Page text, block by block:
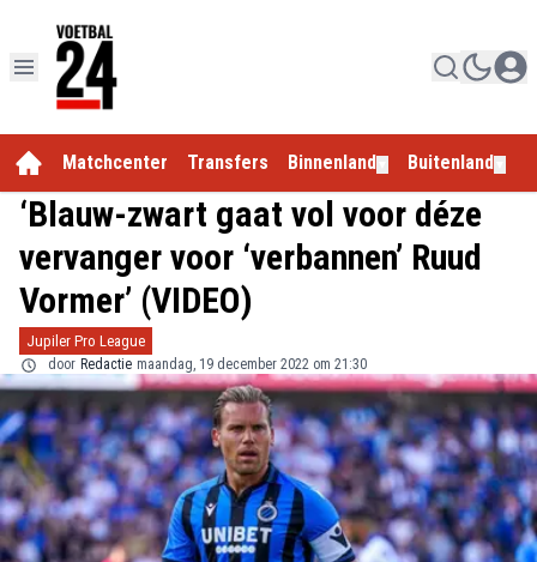
Matchcenter Transfers Binnenland Buitenland
‘Blauw-zwart gaat vol voor déze
vervanger voor ‘verbannen’ Ruud
Vormer’ (VIDEO)
Jupiler Pro League
door Redactie maandag, 19 december 2022 om 21:30